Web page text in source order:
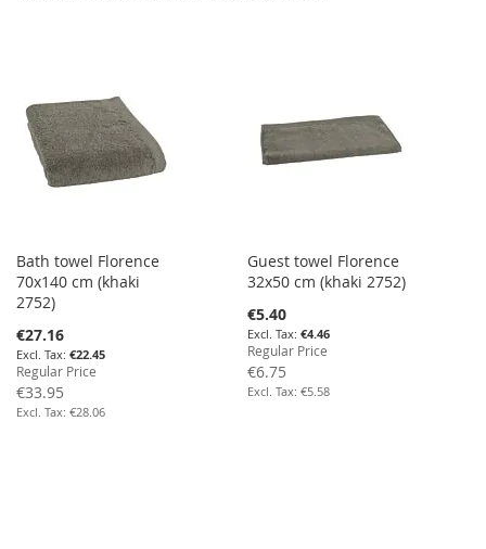
Bath towel Florence
70x140 cm (khaki
2752)
Special
Price
€27.16
€22.45
Regular Price
€33.95
€28.06
Guest towel Florence
32x50 cm (khaki 2752)
Special
Price
€5.40
€4.46
Regular Price
€6.75
€5.58